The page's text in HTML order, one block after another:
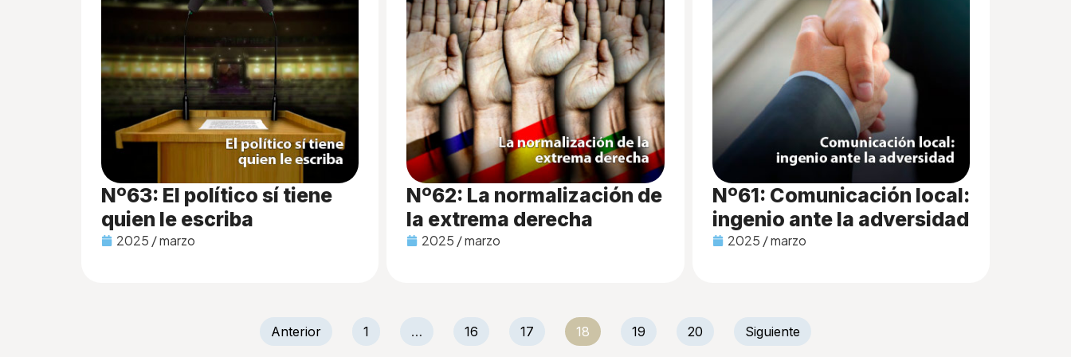
Nº63: El político sí tiene
quien le escriba
2025 / marzo
Nº62: La normalización de
la extrema derecha
2025 / marzo
Nº61: Comunicación local:
ingenio ante la adversidad
2025 / marzo
Anterior 1 … 16 17 18 19 20 Siguiente